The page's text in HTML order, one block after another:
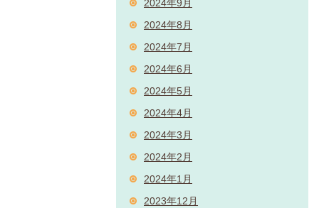
2024年9月
2024年8月
2024年7月
2024年6月
2024年5月
2024年4月
2024年3月
2024年2月
2024年1月
2023年12月